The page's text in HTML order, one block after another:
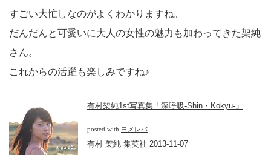
すごい大忙しなのがよくわかりますね。
だんだんと可愛いに大人の女性の魅力も加わってきた架純
さん。
これからの活躍も楽しみですね♪
有村架純1st写真集「深呼吸-Shin・Kokyu-」
posted with ヨメレバ
有村 架純 集英社 2013-11-07